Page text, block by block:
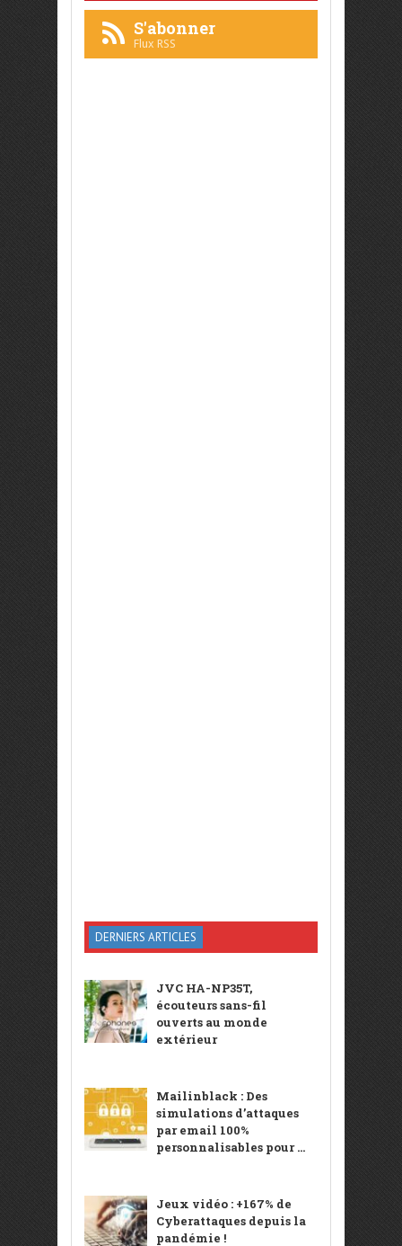
S'abonner
Flux RSS
DERNIERS ARTICLES
JVC HA-NP35T,
écouteurs sans-fil
ouverts au monde
extérieur
Mailinblack : Des
simulations d’attaques
par email 100%
personnalisables pour ...
Jeux vidéo : +167% de
Cyberattaques depuis la
pandémie !